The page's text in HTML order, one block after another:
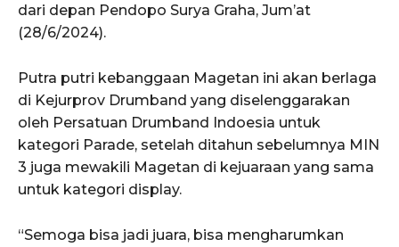
dari depan Pendopo Surya Graha, Jum’at
(28/6/2024).
Putra putri kebanggaan Magetan ini akan berlaga
di Kejurprov Drumband yang diselenggarakan
oleh Persatuan Drumband Indoesia untuk
kategori Parade, setelah ditahun sebelumnya MIN
3 juga mewakili Magetan di kejuaraan yang sama
untuk kategori display.
“Semoga bisa jadi juara, bisa mengharumkan